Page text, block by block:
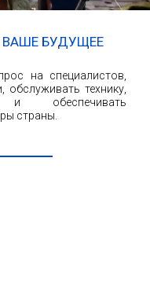
БУДУЩЕЕ
на специалистов,
технику,
и обеспечивать
страны.